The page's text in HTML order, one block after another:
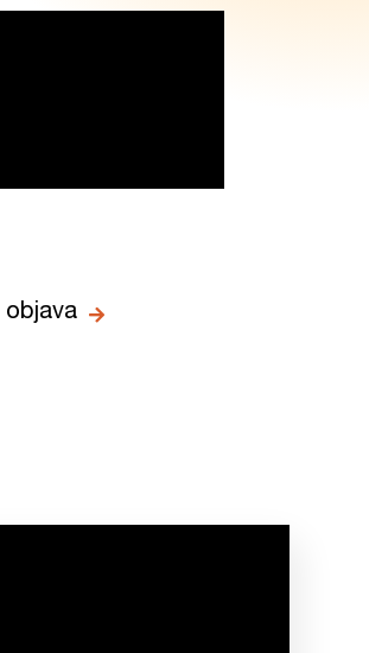
objava